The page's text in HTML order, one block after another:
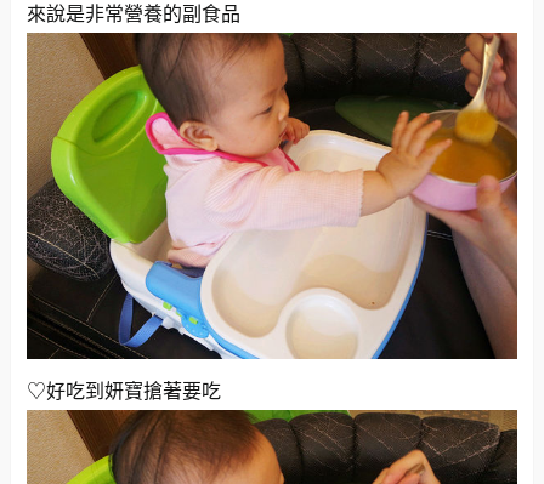
來說是非常營養的副食品
♡好吃到妍寶搶著要吃